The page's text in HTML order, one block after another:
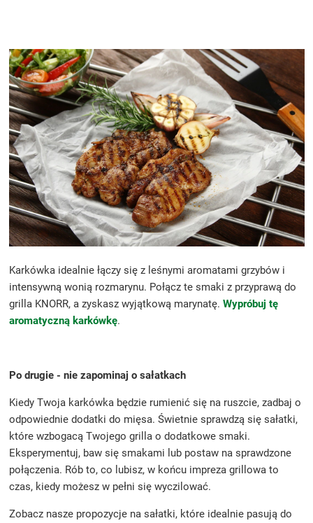
Karkówka idealnie łączy się z leśnymi aromatami grzybów i
intensywną wonią rozmarynu. Połącz te smaki z przyprawą do
grilla KNORR, a zyskasz wyjątkową marynatę. Wypróbuj tę
aromatyczną karkówkę.
Po drugie - nie zapominaj o sałatkach
Kiedy Twoja karkówka będzie rumienić się na ruszcie, zadbaj o
odpowiednie dodatki do mięsa. Świetnie sprawdzą się sałatki,
które wzbogacą Twojego grilla o dodatkowe smaki.
Eksperymentuj, baw się smakami lub postaw na sprawdzone
połączenia. Rób to, co lubisz, w końcu impreza grillowa to
czas, kiedy możesz w pełni się wyczilować.
Zobacz nasze propozycje na sałatki, które idealnie pasują do